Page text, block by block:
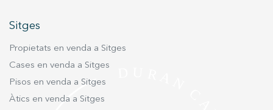
Sitges
Propietats en venda a Sitges
Cases en venda a Sitges
Pisos en venda a Sitges
Àtics en venda a Sitges